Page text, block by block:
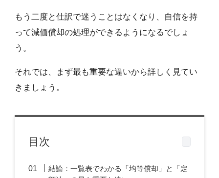
もう二度と仕訳で迷うことはなくなり、自信を持
って減価償却の処理ができるようになるでしょ
う。
それでは、まず最も重要な違いから詳しく見てい
きましょう。
目次
結論：一覧表でわかる「均等償却」と「定